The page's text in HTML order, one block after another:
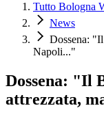
Tutto Bologna
News
Dossena:
Napoli..."
Dossena: "Il
attrezzata,